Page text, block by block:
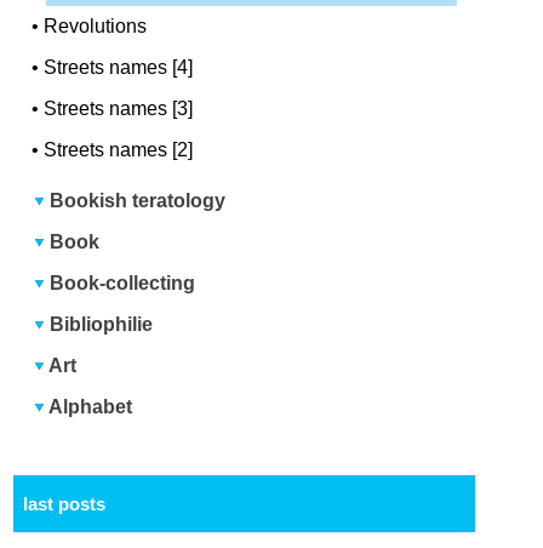
• Revolutions
• Streets names [4]
• Streets names [3]
• Streets names [2]
Bookish teratology
Book
Book-collecting
Bibliophilie
Art
Alphabet
last posts